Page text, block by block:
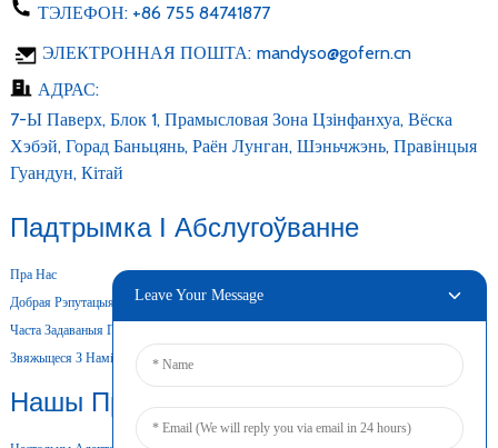
ТЭЛЕФОН: +86 755 84741877
ЭЛЕКТРОННАЯ ПОШТА: mandyso@gofern.cn
АДРАС:
7-Ы Паверх, Блок 1, Прамысловая Зона Цзінфанхуа, Вёска
Хэбэй, Горад Баньцянь, Раён Лунган, Шэньчжэнь, Правінцыя
Гуандун, Кітай
Падтрымка І Абслугоўванне
Пра Нас
Добрая Рэпутацыя
Часта Задаваныя Пытанні
Звяжыцеся З Намі
Нашы Прадукты
Leave Your Message